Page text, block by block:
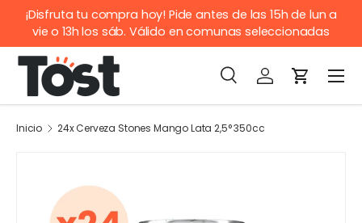
IR AL CONTENIDO
¡Disfruta tu compra hoy! Pide antes de las 15h de lun a
vie o 13h los sáb. Válido en comunas seleccionadas
Buscar
BuscarIniciar sesión
Carrito
Inicio 24x Cerveza Stones Mango Lata 2,5° 350cc